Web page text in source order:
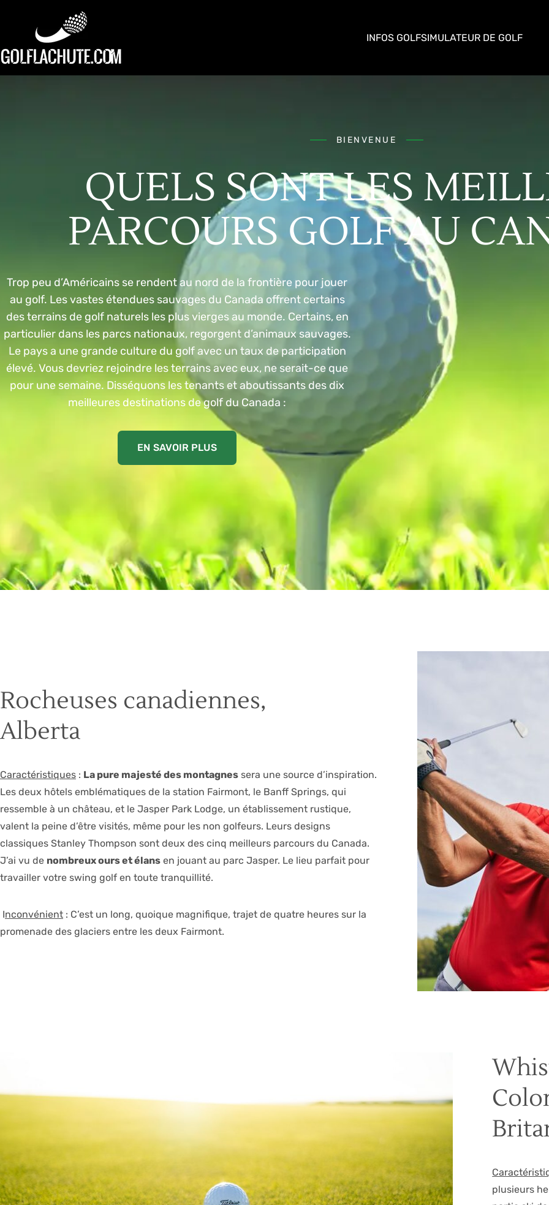
INFOS GOLFSIMULATEUR DE GOLF
BIENVENUE
QUELS SONT LES
PARCOURS GOLF AU
Trop peu d’Américains se rendent au nord de la frontière pour jouer
au golf. Les vastes étendues sauvages du Canada offrent certains
des terrains de golf naturels les plus vierges au monde. Certains, en
particulier dans les parcs nationaux, regorgent d’animaux sauvages.
Le pays a une grande culture du golf avec un taux de participation
élevé. Vous devriez rejoindre les terrains avec eux, ne serait-ce que
pour une semaine. Disséquons les tenants et aboutissants des dix
meilleures destinations de golf du Canada :
EN SAVOIR PLUS
Rocheuses canadiennes,
Alberta
Caractéristiques : La pure majesté des montagnes sera une source d’inspiration.
Les deux hôtels emblématiques de la station Fairmont, le Banff Springs, qui
ressemble à un château, et le Jasper Park Lodge, un établissement rustique,
valent la peine d’être visités, même pour les non golfeurs. Leurs designs
classiques Stanley Thompson sont deux des cinq meilleurs parcours du Canada.
J’ai vu de nombreux ours et élans en jouant au parc Jasper. Le lieu parfait pour
travailler votre swing golf en toute tranquillité.
Inconvénient : C’est un long, quoique magnifique, trajet de quatre heures sur la
promenade des glaciers entre les deux Fairmont.
plusieurs